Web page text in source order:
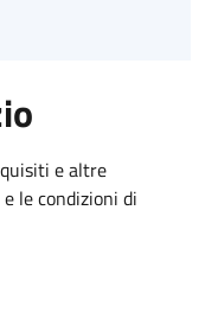
e altre
le condizioni di